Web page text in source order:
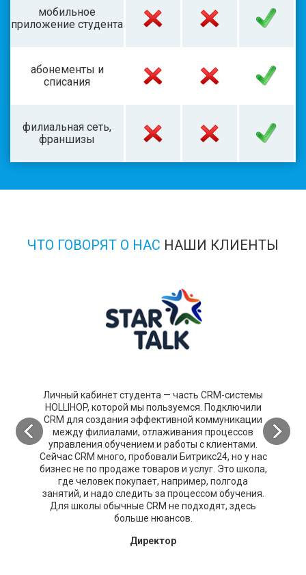
мобильное
приложение студента
абонементы и
списания
филиальная сеть,
франшизы
ЧТО ГОВОРЯТ О НАС НАШИ КЛИЕНТЫ
Личный кабинет студента — часть CRM-системы
HOLLIHOP, которой мы пользуемся. Подключили
CRM для создания эффективной коммуникации
между филиалами, отлаживания процессов
управления обучением и работы с клиентами.
Сейчас CRM много, пробовали Битрикс24, но у нас
бизнес не по продаже товаров и услуг. Это школа,
где человек покупает, например, полгода
занятий, и надо следить за процессом обучения.
Для школы обычные CRM не подходят, здесь
больше нюансов.
Директор